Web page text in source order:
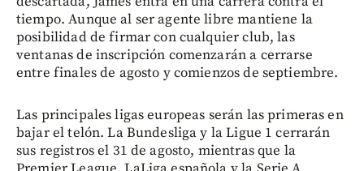
tiempo. Aunque al ser agente libre mantiene la
posibilidad de firmar con cualquier club, las
ventanas de inscripción comenzarán a cerrarse
entre finales de agosto y comienzos de septiembre.
Las principales ligas europeas serán las primeras en
bajar el telón. La Bundesliga y la Ligue 1 cerrarán
sus registros el 31 de agosto, mientras que la